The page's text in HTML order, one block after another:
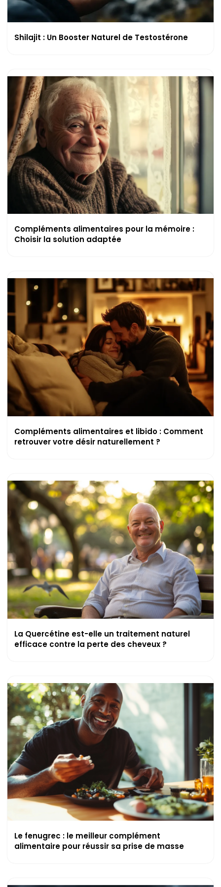
Shilajit : Un Booster Naturel de Testostérone
Compléments alimentaires pour la mémoire :
Choisir la solution adaptée
Compléments alimentaires et libido : Comment
retrouver votre désir naturellement ?
La Quercétine est-elle un traitement naturel
efficace contre la perte des cheveux ?
Le fenugrec : le meilleur complément
alimentaire pour réussir sa prise de masse